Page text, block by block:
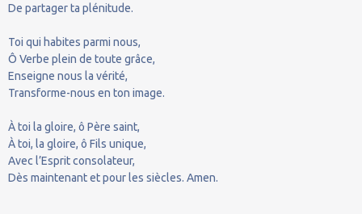
De partager ta plénitude.
Toi qui habites parmi nous,
Ô Verbe plein de toute grâce,
Enseigne nous la vérité,
Transforme-nous en ton image.
À toi la gloire, ô Père saint,
À toi, la gloire, ô Fils unique,
Avec l’Esprit consolateur,
Dès maintenant et pour les siècles. Amen.